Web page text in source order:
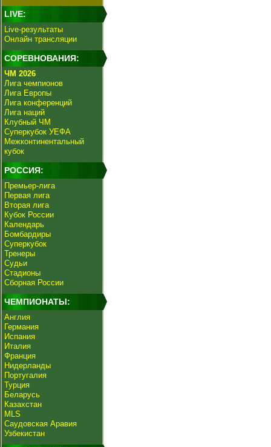
LIVE:
Live-результаты
Онлайн трансляции
СОРЕВНОВАНИЯ:
ЧМ 2026
Лига чемпионов
Лига Европы
Лига конференций
Лига наций
Клубный ЧМ
Суперкубок УЕФА
Межконтинентальный
кубок
РОССИЯ:
Премьер-лига
Первая лига
Вторая лига
Кубок России
Календарь
Бомбардиры
Суперкубок
Тренеры
Судьи
Стадионы
Сборная России
ЧЕМПИОНАТЫ:
Англия
Германия
Испания
Италия
Франция
Нидерланды
Португалия
Турция
Беларусь
Казахстан
MLS
Саудовская Аравия
Узбекистан